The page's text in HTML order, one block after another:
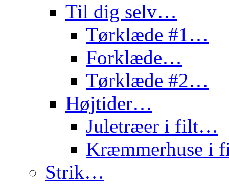
Til dig selv…
Tørklæde #1…
Forklæde…
Tørklæde #2…
Højtider…
Juletræer i filt…
Kræmmerhuse
Strik…